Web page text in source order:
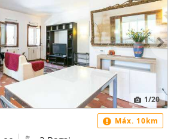
1/20
Máx. 10km